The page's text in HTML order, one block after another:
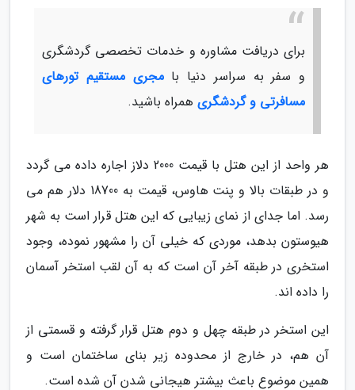
برای دریافت مشاوره و خدمات تخصصی گردشگری
و سفر به سراسر دنیا بامجری مستقیم تورهای
مسافرتی و گردشگری همراه باشید.
هر واحد از این هتل با قیمت 2000 دلاز اجاره داده می گردد
و در طبقات بالا و پنت هاوس، قیمت به 18700 دلار هم می
رسد. اما جدای از نمای زیبایی که این هتل قرار است به شهر
هیوستون بدهد، موردی که خیلی آن را مشهور نموده، وجود
استخری در طبقه آخر آن است که به آن لقب استخر آسمان
را داده اند.
این استخر در طبقه چهل و دوم هتل قرار گرفته و قسمتی از
آن هم، در خارج از محدوده زیر بنای ساختمان است و
همین موضوع باعث بیشتر هیجانی شدن آن شده است.